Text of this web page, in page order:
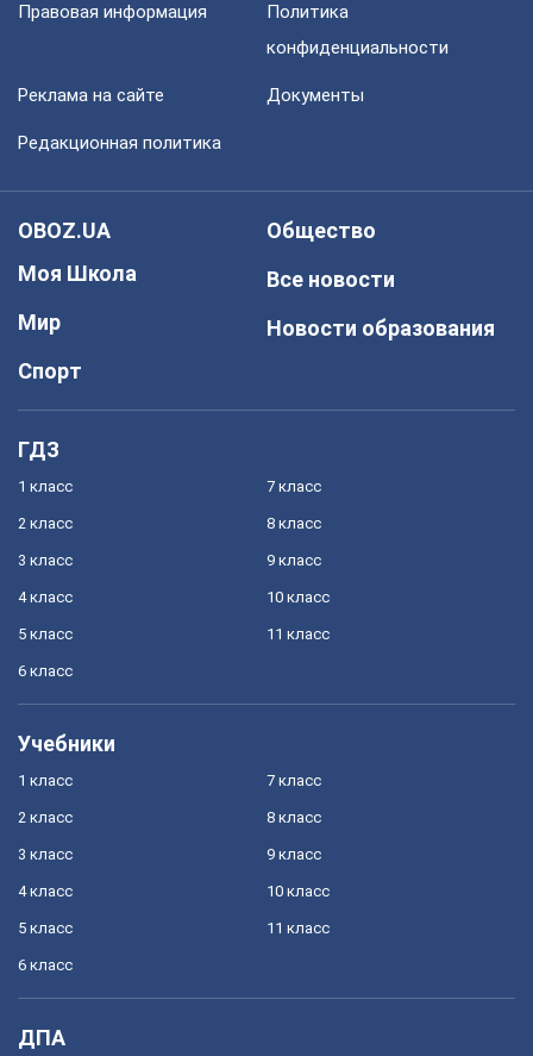
Правовая информация
Политика
конфиденциальности
Реклама на сайте Документы
Редакционная политика
OBOZ.UA
Моя Школа
Мир
Спорт
Общество
Все новости
Новости образования
ГДЗ
1 класс
2 класс
3 класс
4 класс
5 класс
6 класс
7 класс
8 класс
9 класс
10 класс
11 класс
Учебники
1 класс
2 класс
3 класс
4 класс
5 класс
6 класс
7 класс
8 класс
9 класс
10 класс
11 класс
ДПА